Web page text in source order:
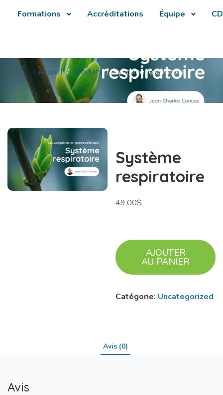
Formations Accréditations Équipe
Accueil Produits Système respiratoire
Système
respiratoire
49,00$
AJOUTER
AU PANIER
Catégorie: Uncategorized
Avis (0)
Avis